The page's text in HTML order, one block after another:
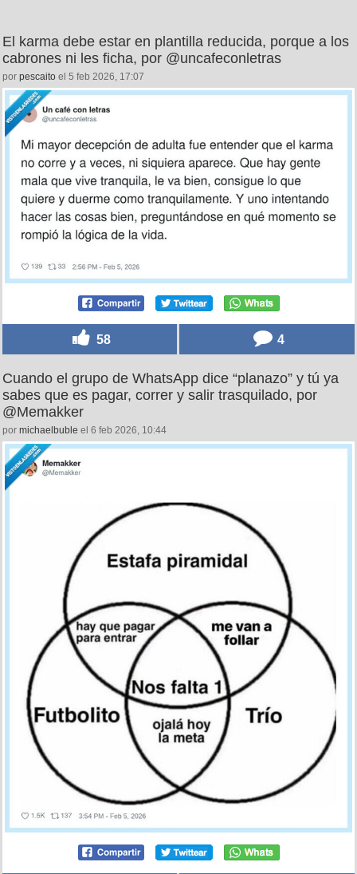
El karma debe estar en plantilla reducida, porque a los
cabrones ni les ficha, por @uncafeconletras
por pescaito el 5 feb 2026, 17:07
58 4
Cuando el grupo de WhatsApp dice “planazo” y tú ya
sabes que es pagar, correr y salir trasquilado, por
@Memakker
por michaelbuble el 6 feb 2026, 10:44